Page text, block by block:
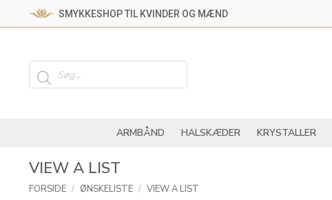
SMYKKESHOP TIL KVINDER OG MÆND
search
ARMBÅND HALSKÆDER KRYSTALLER
VIEW A LIST
You are here:
FORSIDE ØNSKELISTE VIEW A LIST